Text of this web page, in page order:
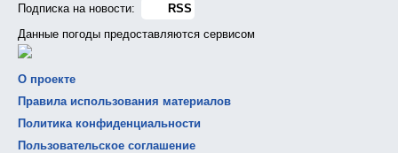
Подписка на новости:
RSS
Данные погоды предоставляются сервисом
О проекте
Правила использования материалов
Политика конфиденциальности
Пользовательское соглашение